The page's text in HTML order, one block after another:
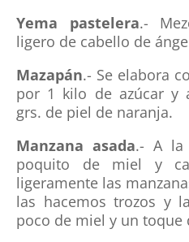
Yema pastelera.-
ligero de cabello de
Mazapán.- Se elabora
por 1 kilo de azúcar y
grs. de piel de naranja.
Manzana asada.- A la
poquito de miel y
ligeramente las
las hacemos trozos y
poco de miel y un toque